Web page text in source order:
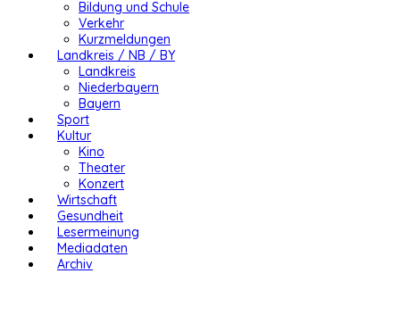
Bildung und Schule
Verkehr
Kurzmeldungen
Landkreis / NB / BY
Landkreis
Niederbayern
Bayern
Sport
Kultur
Kino
Theater
Konzert
Wirtschaft
Gesundheit
Lesermeinung
Mediadaten
Archiv